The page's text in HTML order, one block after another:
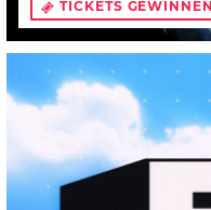
TICKETS GEWINNEN